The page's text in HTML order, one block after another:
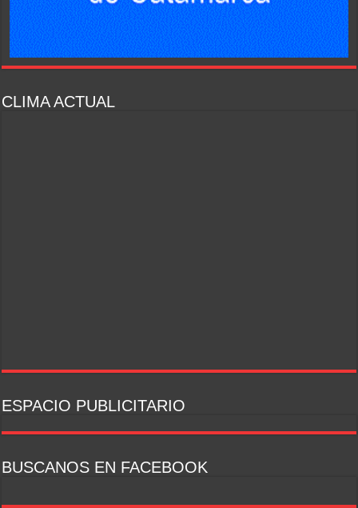
CLIMA ACTUAL
ESPACIO PUBLICITARIO
BUSCANOS EN FACEBOOK